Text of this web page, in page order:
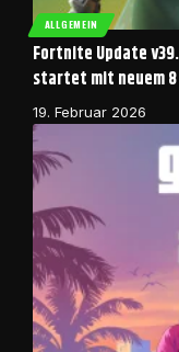
ALLGEMEIN
Fortnite Update
startet mit neuem 8
19. Februar 2026